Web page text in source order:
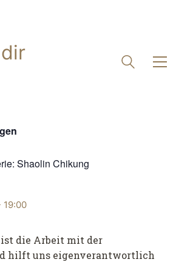
Shaolin Chikung
19:00
die Arbeit mit der
hilft uns eigenverantwortlich